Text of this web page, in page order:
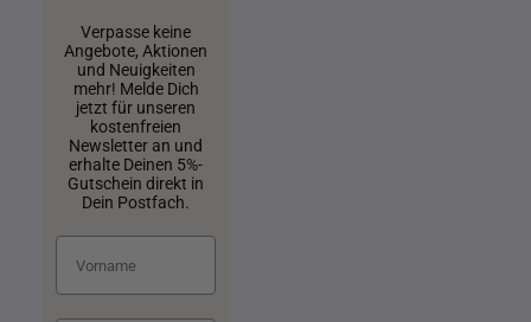
Verpasse keine
Angebote, Aktionen
und Neuigkeiten
mehr! Melde Dich
jetzt für unseren
kostenfreien
Newsletter an und
erhalte Deinen 5%-
Gutschein direkt in
Dein Postfach.